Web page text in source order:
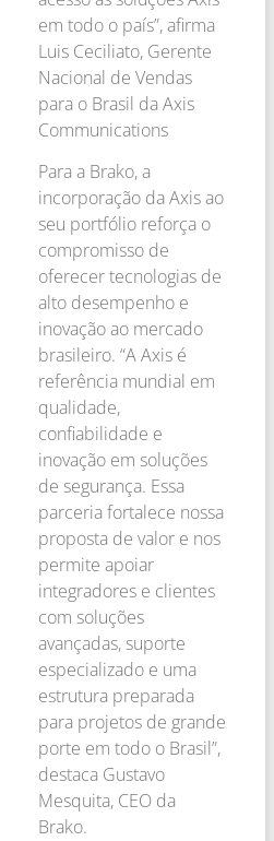
em todo o país”, afirma
Luis Ceciliato, Gerente
Nacional de Vendas
para o Brasil da Axis
Communications
Para a Brako, a
incorporação da Axis ao
seu portfólio reforça o
compromisso de
oferecer tecnologias de
alto desempenho e
inovação ao mercado
brasileiro. “A Axis é
referência mundial em
qualidade,
confiabilidade e
inovação em soluções
de segurança. Essa
parceria fortalece nossa
proposta de valor e nos
permite apoiar
integradores e clientes
com soluções
avançadas, suporte
especializado e uma
estrutura preparada
para projetos de grande
porte em todo o Brasil”,
destaca Gustavo
Mesquita, CEO da
Brako.